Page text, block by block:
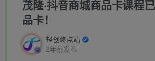
茂隆·抖音商城商品卡课程
品卡！
轻创终点站
2年前发布